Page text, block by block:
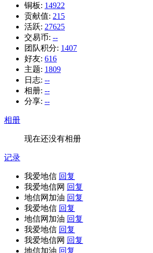
铜板: 14922
贡献值: 215
活跃: 27625
交易币: --
团队积分: 1407
好友: 616
主题: 1809
日志: --
相册: --
分享: --
相册
现在还没有相册
记录
我爱地信 回复
我爱地信网 回复
地信网加油 回复
我爱地信 回复
地信网加油 回复
我爱地信 回复
我爱地信网 回复
地信加油 回复